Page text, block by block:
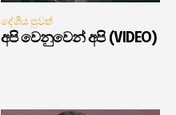
දේශීය පුවත්
අපි වෙනුවෙන් අපි (VIDEO)